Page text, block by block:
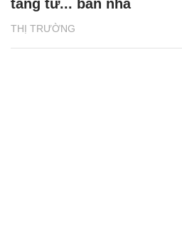
THỊ TRƯỜNG
tăng từ... bán nhà